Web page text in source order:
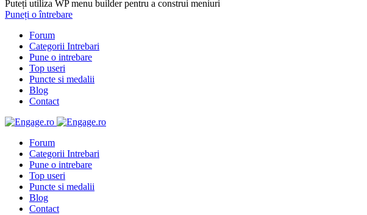
Puteți utiliza WP menu builder pentru a construi meniuri
Puneți o întrebare
Forum
Categorii Intrebari
Pune o intrebare
Top useri
Puncte si medalii
Blog
Contact
Forum
Categorii Intrebari
Pune o intrebare
Top useri
Puncte si medalii
Blog
Contact